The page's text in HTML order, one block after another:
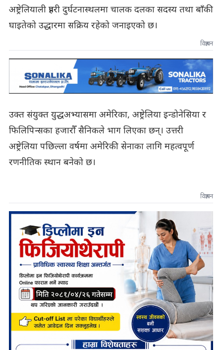
अष्ट्रेलियाली प्रहरी दुर्घटनास्थलमा चालक दलका सदस्य तथा बाँकी
घाइतेको उद्धारमा सक्रिय रहेको जनाइएको छ।
विज्ञापन
उक्त संयुक्त युद्धअभ्यासमा अमेरिका, अष्ट्रेलिया इन्डोनेसिया र
फिलिपिन्सका हजारौँ सैनिकले भाग लिएका छन्। उत्तरी
अष्ट्रेलिया पछिल्ला वर्षमा अमेरिकी सेनाका लागि महत्वपूर्ण
रणनीतिक स्थान बनेको छ।
विज्ञापन